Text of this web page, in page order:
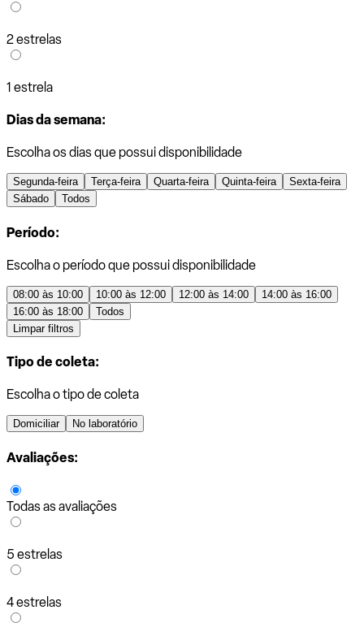
2 estrelas
1 estrela
Dias da semana:
Escolha os dias que possui disponibilidade
Segunda-feira Terça-feira Quarta-feira Quinta-feira
Sexta-feira
Sábado
Todos
Período:
Escolha o período que possui disponibilidade
08:00 às 10:00 10:00 às 12:00 12:00 às 14:00
14:00 às 16:00
16:00 às 18:00
Todos
Limpar filtros
Tipo de coleta:
Escolha o tipo de coleta
Domiciliar No laboratório
Avaliações:
Todas as avaliações
5 estrelas
4 estrelas